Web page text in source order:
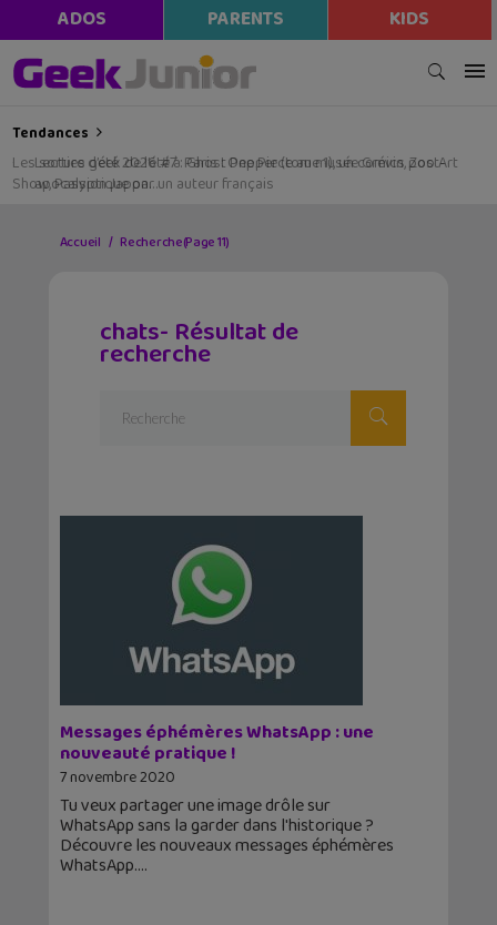
ADOS PARENTS KIDS
Tendances
Les sorties geek de l’été à Paris : One Piece au musée Grévin, Zoo Art
Show, Passion Japon…
Accueil Recherche(Page 11)
chats- Résultat de
recherche
Messages éphémères WhatsApp : une
nouveauté pratique !
7 novembre 2020
Tu veux partager une image drôle sur
WhatsApp sans la garder dans l'historique ?
Découvre les nouveaux messages éphémères
WhatsApp.